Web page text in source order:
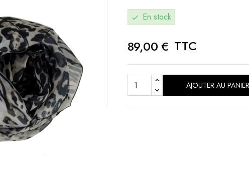
check En stock
89,00 € TTC
AJOUTER AU PANIER